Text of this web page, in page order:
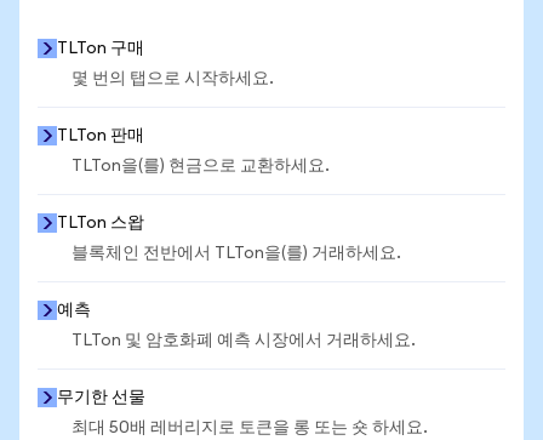
TLTon 구매
몇 번의 탭으로 시작하세요.
TLTon 판매
TLTon을(를) 현금으로 교환하세요.
TLTon 스왑
블록체인 전반에서 TLTon을(를) 거래하세요.
예측
TLTon 및 암호화폐 예측 시장에서 거래하세요.
무기한 선물
최대 50배 레버리지로 토큰을 롱 또는 숏 하세요.